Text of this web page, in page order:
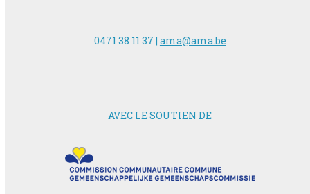
0471 38 11 37 | ama@ama.be
AVEC LE SOUTIEN DE